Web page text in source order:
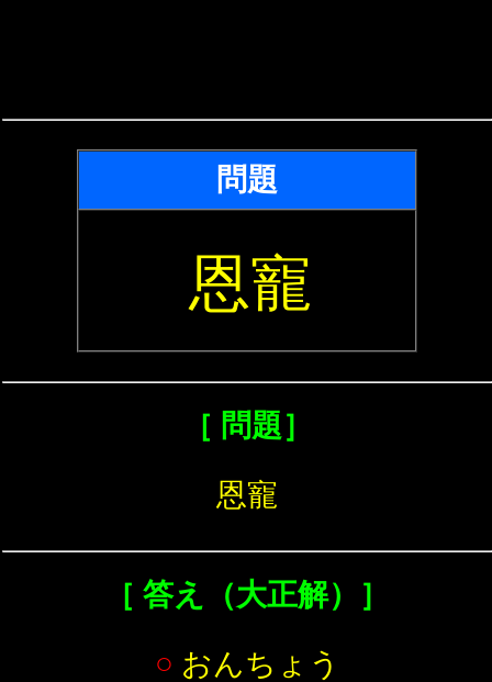
問題
恩寵
［ 問題］
恩寵
［ 答え（大正解）］
○ おんちょう